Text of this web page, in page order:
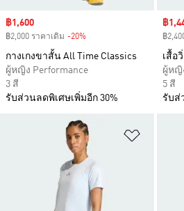
Sale price
฿1,600
฿2,000 ราคาเดิม -20%
กางเกงขาสั้น All Time Classics
ผู้หญิง Performance
3 สี
รับส่วนลดพิเศษเพิ่มอีก 30%
Sale
฿
฿
เสื้อ
ผู้หญิ
5 สี
รับส่
เพิ่มไป